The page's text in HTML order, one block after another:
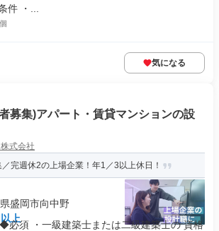
件 ・...
気になる
募集)アパート・賃貸マンションの設
式会社
完週休2の上場企業！年1／3以上休日！
盛岡市向中野
上
必須 ・一級建築士または二級建築士の 資格